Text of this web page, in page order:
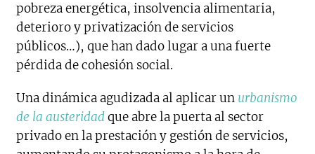
pobreza energética, insolvencia alimentaria,
deterioro y privatización de servicios
públicos…), que han dado lugar a una fuerte
pérdida de cohesión social.
Una dinámica agudizada al aplicar un urbanismo
de la austeridadque abre la puerta al sector
privado en la prestación y gestión de servicios,